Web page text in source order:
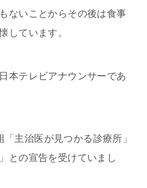
ないことからその後は食事
しています。
本テレビアナウンサーであ
主治医が見つかる診療所」
との宣告を受けていまし